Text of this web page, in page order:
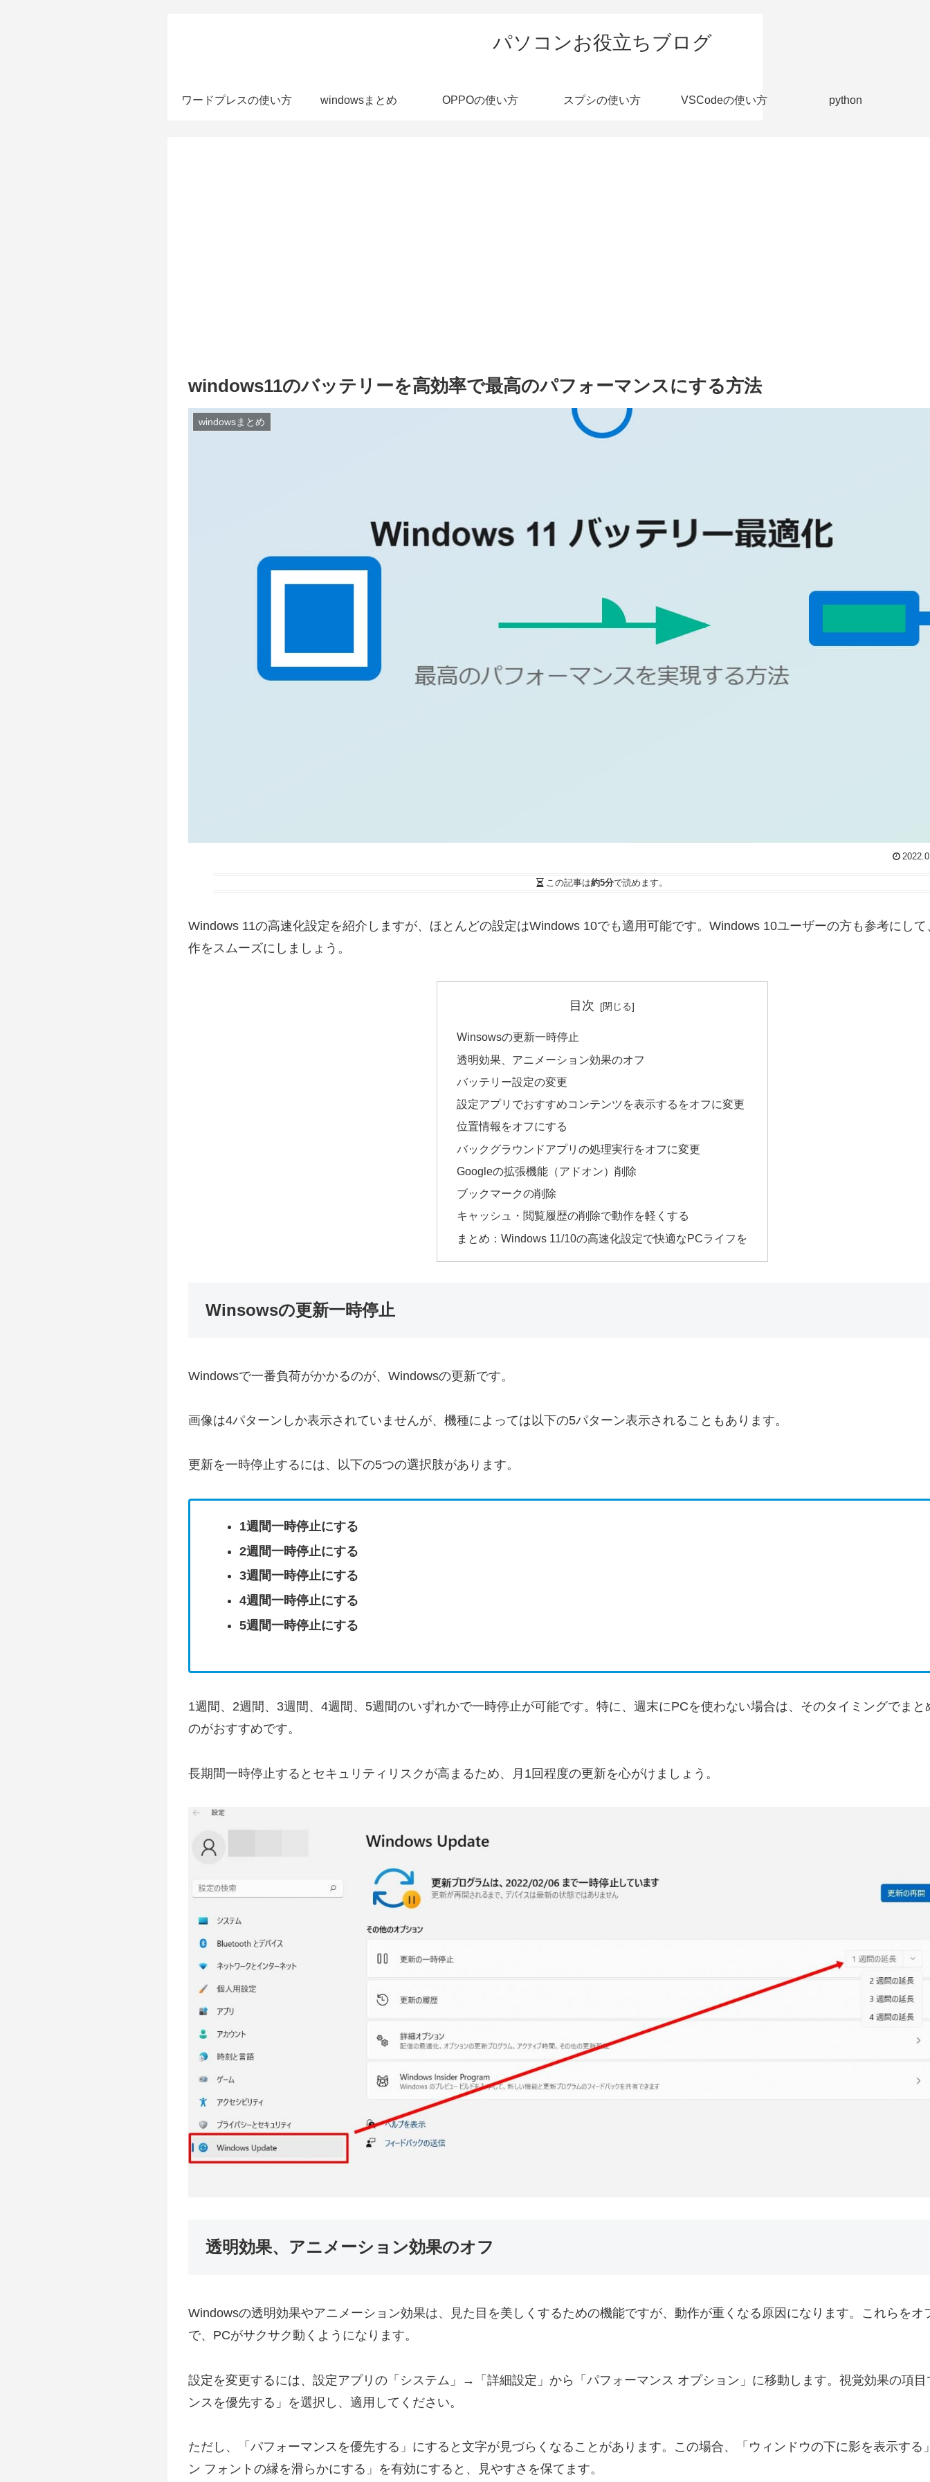
パソコンお役立ちブログ
ワードプレスの使い方 windowsまとめ OPPOの使い方 スプシの使い方 VSCodeの使い方 python
windows11のバッテリーを高効率で最高のパフォーマンスにする方法
windowsまとめ
この記事は約5分で読めます。
Windows 11の高速化設定を紹介しますが、ほとんどの設定はWindows 10でも適用可能です。Windows 10ユーザーの方も参考にし
作をスムーズにしましょう。
目次
Winsowsの更新一時停止
透明効果、アニメーション効果のオフ
バッテリー設定の変更
設定アプリでおすすめコンテンツを表示するをオフに変更
位置情報をオフにする
バックグラウンドアプリの処理実行をオフに変更
Googleの拡張機能（アドオン）削除
ブックマークの削除
キャッシュ・閲覧履歴の削除で動作を軽くする
まとめ：Windows 11/10の高速化設定で快適なPCライフを
Winsowsの更新一時停止
Windowsで一番負荷がかかるのが、Windowsの更新です。
画像は4パターンしか表示されていませんが、機種によっては以下の5パターン表示されることもあります。
更新を一時停止するには、以下の5つの選択肢があります。
1週間一時停止にする
2週間一時停止にする
3週間一時停止にする
4週間一時停止にする
5週間一時停止にする
1週間、2週間、3週間、4週間、5週間のいずれかで一時停止が可能です。特に、週末にPCを使わない場合は、そのタイミングでまと
のがおすすめです。
長期間一時停止するとセキュリティリスクが高まるため、月1回程度の更新を心がけましょう。
透明効果、アニメーション効果のオフ
Windowsの透明効果やアニメーション効果は、見た目を美しくするための機能ですが、動作が重くなる原因になります。これらをオ
で、PCがサクサク動くようになります。
設定を変更するには、設定アプリの「システム」→「詳細設定」から「パフォーマンス オプション」に移動します。視覚効果の項
ンスを優先する」を選択し、適用してください。
ただし、「パフォーマンスを優先する」にすると文字が見づらくなることがあります。この場合、「ウィンドウの下に影を表示する
ン フォントの縁を滑らかにする」を有効にすると、見やすさを保てます。